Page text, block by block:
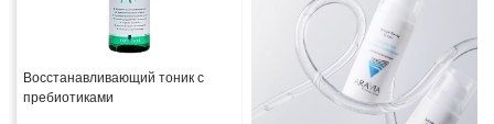
Восстанавливающий тоник с
пребиотиками